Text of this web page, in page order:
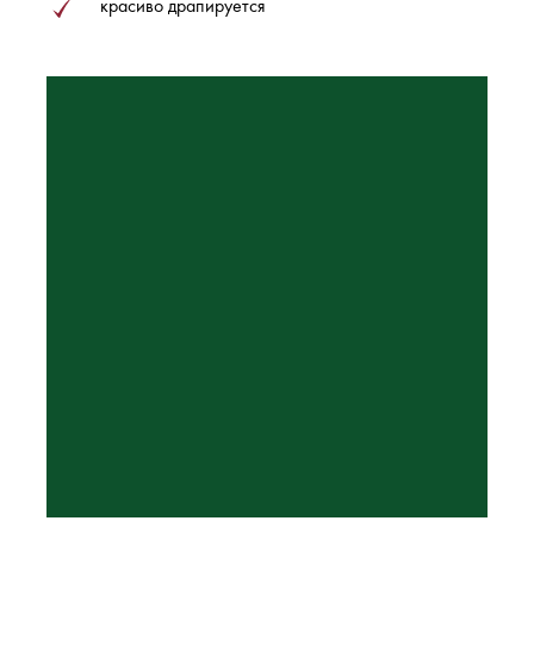
красиво драпируется